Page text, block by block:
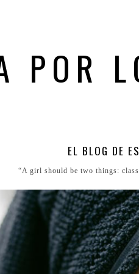
POR
EL BLOG DE
“A girl should be two things: